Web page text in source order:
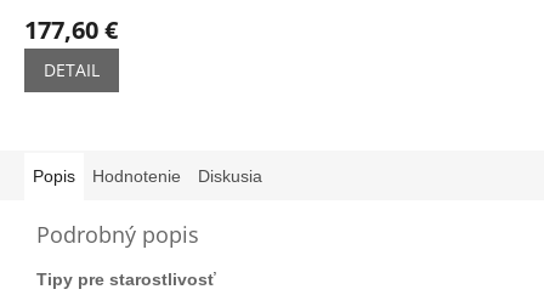
177,60 €
DETAIL
Popis Hodnotenie Diskusia
Podrobný popis
Tipy pre starostlivosť